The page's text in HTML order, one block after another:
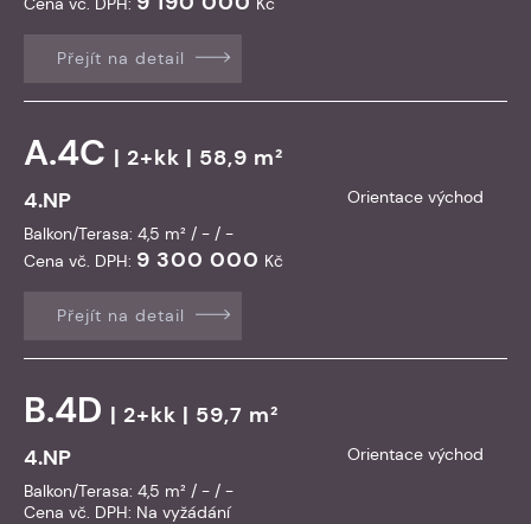
Přejít na detail
A.4C | 2+kk | 58,9 m²
4.NP
Orientace východ
Balkon/Terasa: 4,5 m² / - / -
Cena vč. DPH: 9 300 000 Kč
Přejít na detail
B.4D | 2+kk | 59,7 m²
4.NP
Orientace východ
Balkon/Terasa: 4,5 m² / - / -
Cena vč. DPH: Na vyžádání